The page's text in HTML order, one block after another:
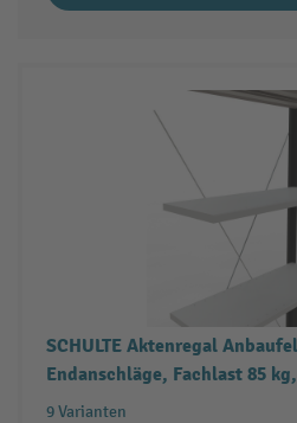
SCHULTE Aktenregal
Endanschläge, Fachlast 85
9 Varianten